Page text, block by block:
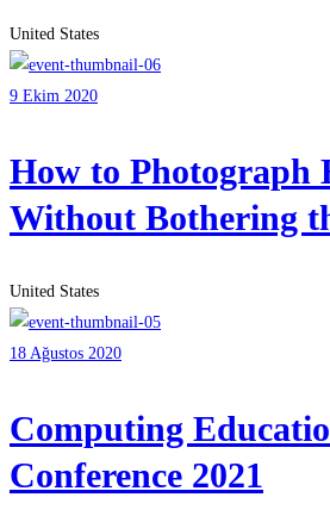
United States
9 Ekim 2020
How to Photograph
Without Bothering
United States
18 Ağustos 2020
Computing
Conference 2021